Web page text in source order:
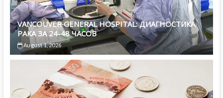
VANCOUVER GENERAL HOSPITAL: ДИАГНОСТИКА
РАКА ЗА 24-48 ЧАСОВ
August 1, 2026